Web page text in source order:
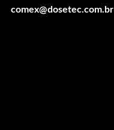
comex@dosetec.com.br